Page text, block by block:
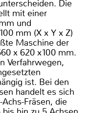
Die
mit einer
und
mm (X x Y x Z)
Maschine der
x 620 x100 mm.
Verfahrwegen,
ist. Bei den
handelt es sich
Fräsen, die